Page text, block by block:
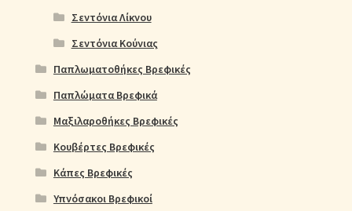
Σεντόνια Λίκνου
Σεντόνια Κούνιας
Παπλωματοθήκες Βρεφικές
Παπλώματα Βρεφικά
Μαξιλαροθήκες Βρεφικές
Κουβέρτες Βρεφικές
Κάπες Βρεφικές
Υπνόσακοι Βρεφικοί